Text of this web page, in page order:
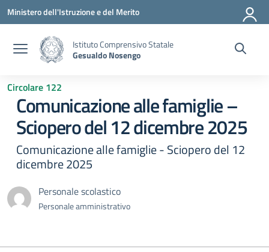
Vai ai contenuti
Vai al menu di navigazione
Vai al footer
Ministero dell'Istruzione e del Merito
Istituto Comprensivo Statale
Gesualdo Nosengo
Circolare 122
Comunicazione alle famiglie –
Sciopero del 12 dicembre 2025
Comunicazione alle famiglie - Sciopero del 12
dicembre 2025
Personale scolastico
Personale amministrativo